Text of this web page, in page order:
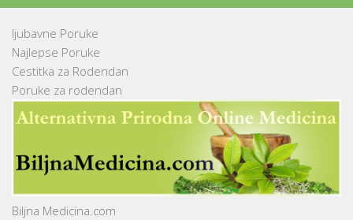
ljubavne Poruke
Najlepse Poruke
Cestitka za Rodendan
Poruke za rodendan
Biljna Medicina.com